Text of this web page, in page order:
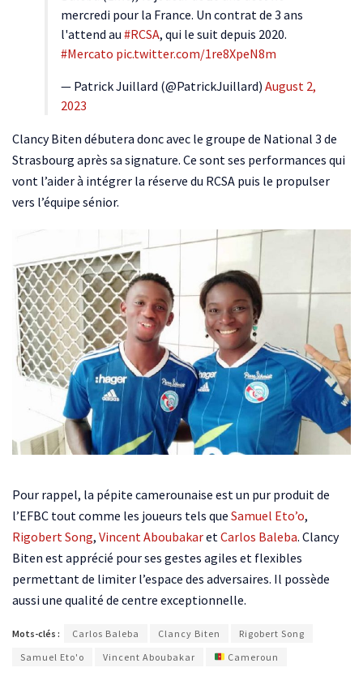
mercredi pour la France. Un contrat de 3 ans
l'attend au #RCSA, qui le suit depuis 2020.
#Mercato pic.twitter.com/1re8XpeN8m
— Patrick Juillard (@PatrickJuillard) August 2,
2023
Clancy Biten débutera donc avec le groupe de National 3 de
Strasbourg après sa signature. Ce sont ses performances qui
vont l’aider à intégrer la réserve du RCSA puis le propulser
vers l’équipe sénior.
Pour rappel, la pépite camerounaise est un pur produit de
l’EFBC tout comme les joueurs tels que Samuel Eto’o,
Rigobert Song, Vincent AboubakaretCarlos Baleba. Clancy
Biten est apprécié pour ses gestes agiles et flexibles
permettant de limiter l’espace des adversaires. Il possède
aussi une qualité de centre exceptionnelle.
Mots-clés : Carlos Baleba Clancy Biten
Rigobert Song
Samuel Eto'o
Vincent Aboubakar Cameroun